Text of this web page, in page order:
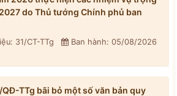
do Thủ tướng Chính phủ ban
31/CT-TTg
Ban hành: 05/08/2026
TTg bãi bỏ một số văn bản quy